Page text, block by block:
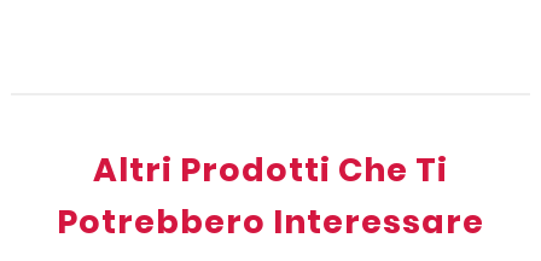
Altri Prodotti Che Ti
Potrebbero Interessare